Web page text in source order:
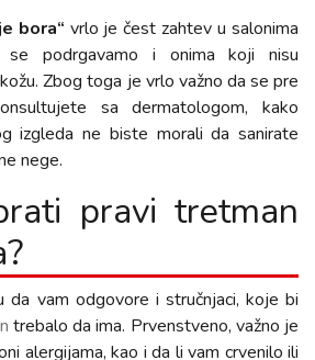
bora“ vrlo je čest zahtev u salonima
podrgavamo i onima koji nisu
Zbog toga je vrlo važno da se pre
sa dermatologom, kako
izgleda ne biste morali da sanirate
nege.
pravi tretman
da vam odgovore i stručnjaci, koje bi
trebalo da ima. Prvenstveno, važno je
alergijama, kao i da li vam crvenilo ili